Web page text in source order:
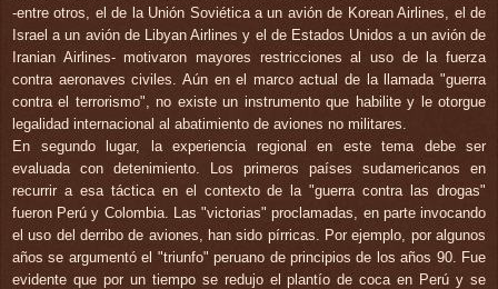
-entre otros, el de la Unión Soviética a un avión de Korean Airlines, el de
Israel a un avión de Libyan Airlines y el de Estados Unidos a un avión de
Iranian Airlines- motivaron mayores restricciones al uso de la fuerza
contra aeronaves civiles. Aún en el marco actual de la llamada "guerra
contra el terrorismo", no existe un instrumento que habilite y le otorgue
legalidad internacional al abatimiento de aviones no militares.
En segundo lugar, la experiencia regional en este tema debe ser
evaluada con detenimiento. Los primeros países sudamericanos en
recurrir a esa táctica en el contexto de la "guerra contra las drogas"
fueron Perú y Colombia. Las "victorias" proclamadas, en parte invocando
el uso del derribo de aviones, han sido pírricas. Por ejemplo, por algunos
años se argumentó el "triunfo" peruano de principios de los años 90. Fue
evidente que por un tiempo se redujo el plantío de coca en Perú y se